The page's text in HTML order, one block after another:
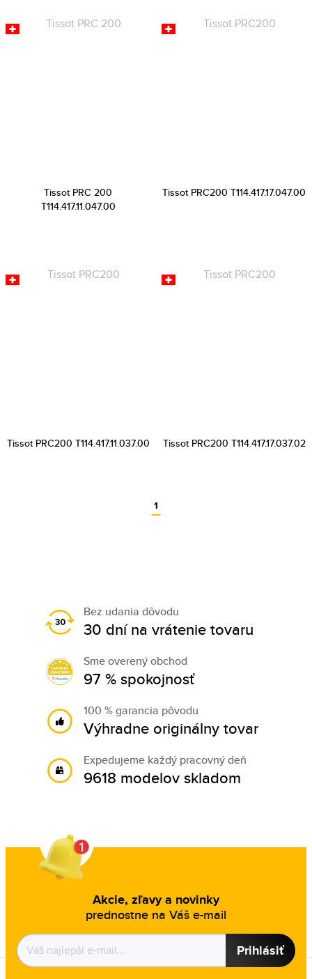
Tissot PRC 200
T114.417.11.047.00
Tissot PRC200 T114.417.17.047.00
Tissot PRC200 T114.417.11.037.00 Tissot PRC200 T114.417.17.037.02
1
Bez udania dôvodu
30 dní na vrátenie tovaru
Sme overený obchod
97 % spokojnosť
100 % garancia pôvodu
Výhradne originálny tovar
Expedujeme každý pracovný deň
9618 modelov skladom
Akcie, zľavy a novinky
prednostne na Váš e-mail
Prihlásiť